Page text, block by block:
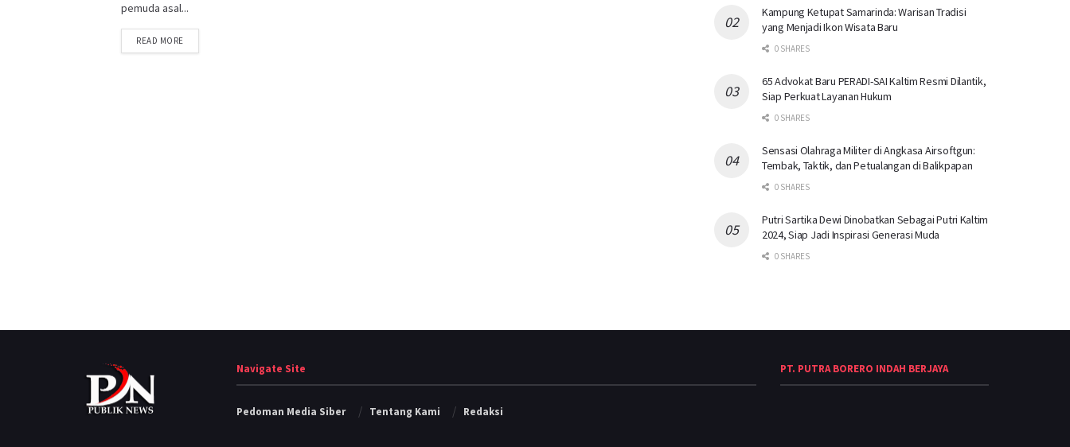
pemuda asal...
READ MORE
Kampung Ketupat Samarinda: Warisan Tradisi
yang Menjadi Ikon Wisata Baru
0 SHARES
65 Advokat Baru PERADI-SAI Kaltim Resmi Dilantik,
Siap Perkuat Layanan Hukum
0 SHARES
Sensasi Olahraga Militer di Angkasa Airsoftgun:
Tembak, Taktik, dan Petualangan di Balikpapan
0 SHARES
Putri Sartika Dewi Dinobatkan Sebagai Putri Kaltim
2024, Siap Jadi Inspirasi Generasi Muda
0 SHARES
Navigate Site
Pedoman Media Siber Tentang Kami Redaksi
PT. PUTRA BORERO INDAH BERJAYA